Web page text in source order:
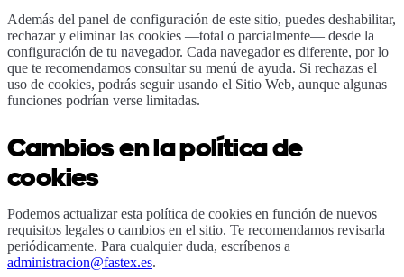
Además del panel de configuración de este sitio, puedes deshabilitar,
rechazar y eliminar las cookies —total o parcialmente— desde la
configuración de tu navegador. Cada navegador es diferente, por lo
que te recomendamos consultar su menú de ayuda. Si rechazas el
uso de cookies, podrás seguir usando el Sitio Web, aunque algunas
funciones podrían verse limitadas.
Cambios en la política de
cookies
Podemos actualizar esta política de cookies en función de nuevos
requisitos legales o cambios en el sitio. Te recomendamos revisarla
periódicamente. Para cualquier duda, escríbenos a
administracion@fastex.es.